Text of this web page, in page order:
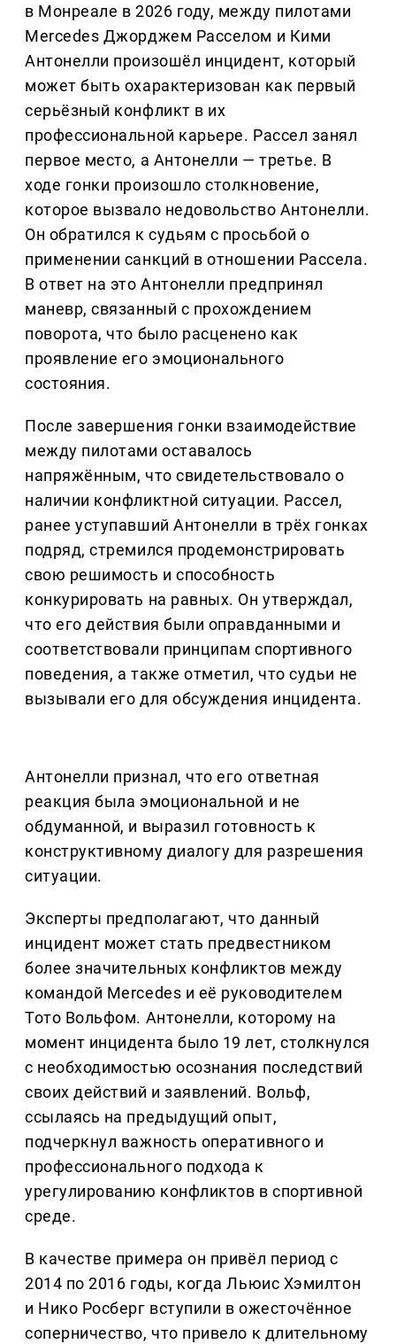
в Монреале в 2026 году, между пилотами
Mercedes Джорджем Расселом и Кими
Антонелли произошёл инцидент, который
может быть охарактеризован как первый
серьёзный конфликт в их
профессиональной карьере. Рассел занял
первое место, а Антонелли — третье. В
ходе гонки произошло столкновение,
которое вызвало недовольство Антонелли.
Он обратился к судьям с просьбой о
применении санкций в отношении Рассела.
В ответ на это Антонелли предпринял
маневр, связанный с прохождением
поворота, что было расценено как
проявление его эмоционального
состояния.
После завершения гонки взаимодействие
между пилотами оставалось
напряжённым, что свидетельствовало о
наличии конфликтной ситуации. Рассел,
ранее уступавший Антонелли в трёх гонках
подряд, стремился продемонстрировать
свою решимость и способность
конкурировать на равных. Он утверждал,
что его действия были оправданными и
соответствовали принципам спортивного
поведения, а также отметил, что судьи не
вызывали его для обсуждения инцидента.
Антонелли признал, что его ответная
реакция была эмоциональной и не
обдуманной, и выразил готовность к
конструктивному диалогу для разрешения
ситуации.
Эксперты предполагают, что данный
инцидент может стать предвестником
более значительных конфликтов между
командой Mercedes и её руководителем
Тото Вольфом. Антонелли, которому на
момент инцидента было 19 лет, столкнулся
с необходимостью осознания последствий
своих действий и заявлений. Вольф,
ссылаясь на предыдущий опыт,
подчеркнул важность оперативного и
профессионального подхода к
урегулированию конфликтов в спортивной
среде.
В качестве примера он привёл период с
2014 по 2016 годы, когда Льюис Хэмилтон
и Нико Росберг вступили в ожесточённое
соперничество, что привело к длительному